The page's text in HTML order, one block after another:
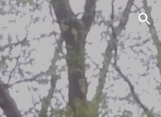
Skip to navigation